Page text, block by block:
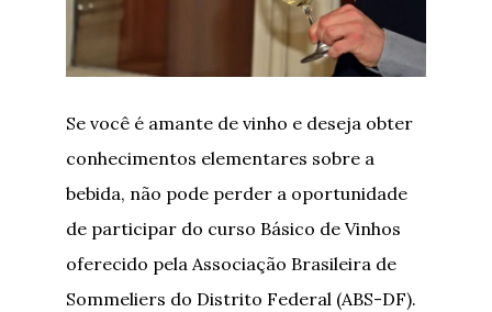
Se você é amante de vinho e deseja obter
conhecimentos elementares sobre a
bebida, não pode perder a oportunidade
de participar do curso Básico de Vinhos
oferecido pela Associação Brasileira de
Sommeliers do Distrito Federal (ABS-DF).